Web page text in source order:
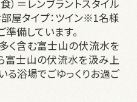
）＝レンブラントスタイル
部屋タイプ：ツイン※1名様
準備しています。
く含む富士山の伏流水を
富士山の伏流水を汲み上
る浴場でごゆっくりお過ご